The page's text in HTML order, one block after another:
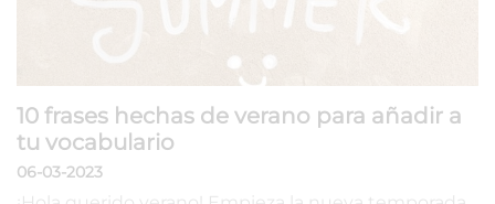
10 frases hechas de verano para añadir a
tu vocabulario
06-03-2023